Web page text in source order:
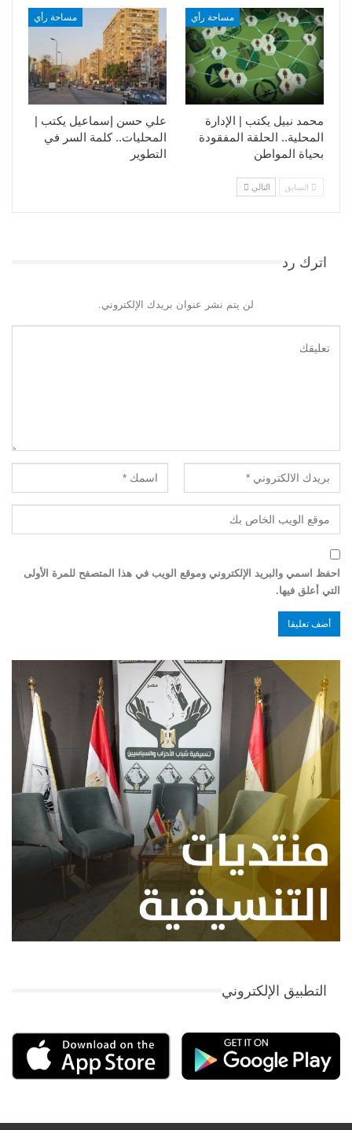
مساحة رأي
علي حسن إسماعيل يكتب |
المحليات.. كلمة السر في
التطوير​
مساحة رأي
محمد نبيل يكتب | الإدارة
المحلية.. الحلقة المفقودة
بحياة المواطن
السابق التالي
اترك رد
لن يتم نشر عنوان بريدك الإلكتروني.
احفظ اسمي والبريد الإلكتروني وموقع الويب في هذا المتصفح للمرة الأولى
التي أعلق فيها.
التطبيق الإلكتروني